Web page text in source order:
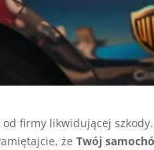
firmy likwidującej szkody.
żeTwój